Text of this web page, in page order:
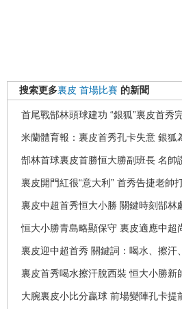
搜索更多裏皮 首場比賽 的新聞
首尾戰郜林頭球建功 “銀狐”裏皮首秀
米蘭體育報：裏皮首秀孔卡失意 銀狐
郜林首球裏皮首勝恒大勝副班長 名帥
裏皮開門紅很“意大利” 首秀告捷老帥
裏皮中超首秀恒大小勝 關鍵時刻郜林
恒大小勝青島略顯保守 裏皮適應中超
裏皮迎中超首秀 關鍵詞：喝水、擦汗
裏皮首秀喝水擦汗脫西裝 恒大小勝新
大腕裏皮小比分贏球 前場變陣孔卡提